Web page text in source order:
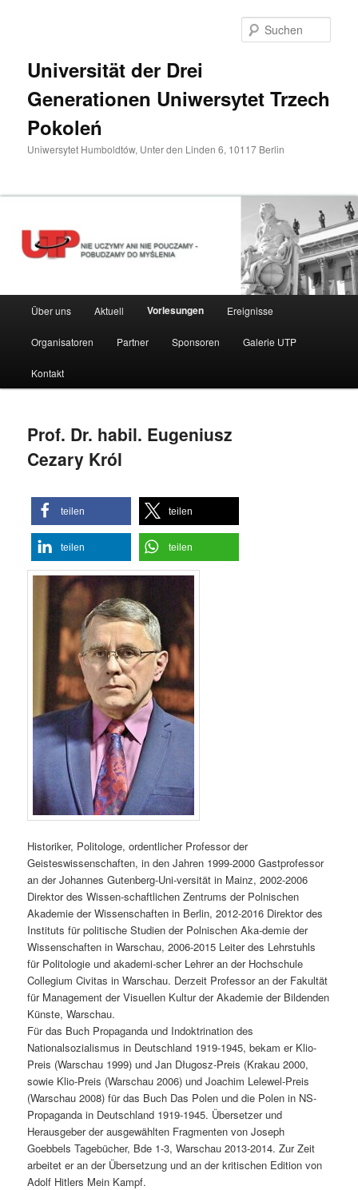
Universität der Drei
Generationen Uniwersytet Trzech
Pokoleń
Uniwersytet Humboldtów, Unter den Linden 6, 10117 Berlin
HauptmenüÜber uns Aktuell Vorlesungen Ereignisse
Organisatoren Partner Sponsoren Galerie UTP
Kontakt
Prof. Dr. habil. Eugeniusz
Cezary Król
teilen teilen
teilen teilen
Historiker, Politologe, ordentlicher Professor der
Geisteswissenschaften, in den Jahren 1999-2000 Gastprofessor
an der Johannes Gutenberg-Uni-versität in Mainz, 2002-2006
Direktor des Wissen-schaftlichen Zentrums der Polnischen
Akademie der Wissenschaften in Berlin, 2012-2016 Direktor des
Instituts für politische Studien der Polnischen Aka-demie der
Wissenschaften in Warschau, 2006-2015 Leiter des Lehrstuhls
für Politologie und akademi-scher Lehrer an der Hochschule
Collegium Civitas in Warschau. Derzeit Professor an der Fakultät
für Management der Visuellen Kultur der Akademie der Bildenden
Künste, Warschau.
Für das Buch Propaganda und Indoktrination des
Nationalsozialismus in Deutschland 1919-1945, bekam er Klio-
Preis (Warschau 1999) und Jan Długosz-Preis (Krakau 2000,
sowie Klio-Preis (Warschau 2006) und Joachim Lelewel-Preis
(Warschau 2008) für das Buch Das Polen und die Polen in NS-
Propaganda in Deutschland 1919-1945. Übersetzer und
Herausgeber der ausgewählten Fragmenten von Joseph
Goebbels Tagebücher, Bde 1-3, Warschau 2013-2014. Zur Zeit
arbeitet er an der Übersetzung und an der kritischen Edition von
Adolf Hitlers Mein Kampf.